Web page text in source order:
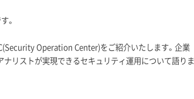
。
Operation Center)をご紹介いたします。企業
リストが実現できるセキュリティ運用について語りま